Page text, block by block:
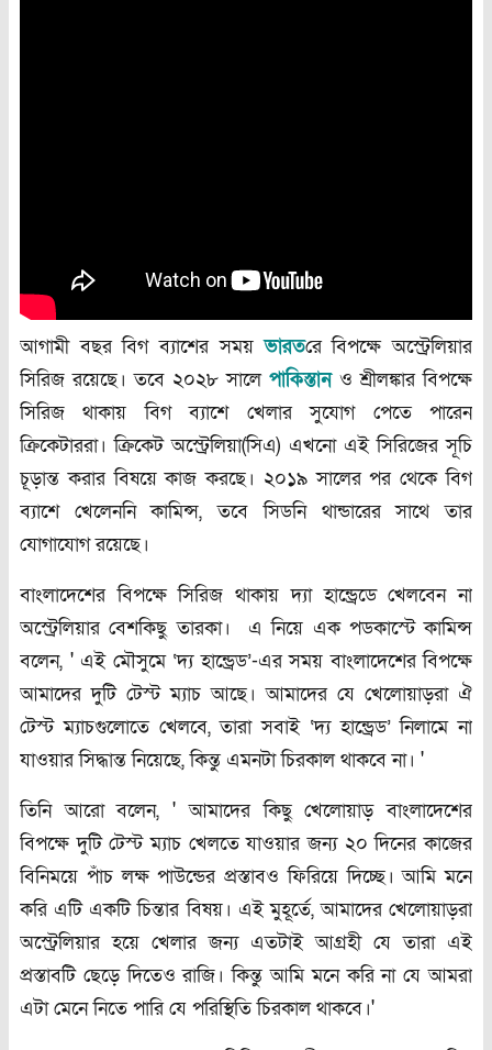
আগামী বছর বিগ ব্যাশের সময়ভারতের বিপক্ষে অস্ট্রেলিয়ার
সিরিজ রয়েছে। তবে ২০২৮ সালে পাকিস্তানও শ্রীলঙ্কার বিপক্ষে
সিরিজ থাকায় বিগ ব্যাশে খেলার সুযোগ পেতে পারেন
ক্রিকেটাররা। ক্রিকেট অস্ট্রেলিয়া(সিএ) এখনো এই সিরিজের সূচি
চূড়ান্ত করার বিষয়ে কাজ করছে। ২০১৯ সালের পর থেকে বিগ
ব্যাশে খেলেননি কামিন্স, তবে সিডনি থান্ডারের সাথে তার
যোগাযোগ রয়েছে।
বাংলাদেশের বিপক্ষে সিরিজ থাকায় দ্যা হান্ড্রেডে খেলবেন না
অস্ট্রেলিয়ার বেশকিছু তারকা। এ নিয়ে এক পডকাস্টে কামিন্স
বলেন, ' এই মৌসুমে ‘দ্য হান্ড্রেড’-এর সময় বাংলাদেশের বিপক্ষে
আমাদের দুটি টেস্ট ম্যাচ আছে। আমাদের যে খেলোয়াড়রা ঐ
টেস্ট ম্যাচগুলোতে খেলবে, তারা সবাই ‘দ্য হান্ড্রেড’ নিলামে না
যাওয়ার সিদ্ধান্ত নিয়েছে, কিন্তু এমনটা চিরকাল থাকবে না। '
তিনি আরো বলেন, ' আমাদের কিছু খেলোয়াড় বাংলাদেশের
বিপক্ষে দুটি টেস্ট ম্যাচ খেলতে যাওয়ার জন্য ২০ দিনের কাজের
বিনিময়ে পাঁচ লক্ষ পাউন্ডের প্রস্তাবও ফিরিয়ে দিচ্ছে। আমি মনে
করি এটি একটি চিন্তার বিষয়। এই মুহূর্তে, আমাদের খেলোয়াড়রা
অস্ট্রেলিয়ার হয়ে খেলার জন্য এতটাই আগ্রহী যে তারা এই
প্রস্তাবটি ছেড়ে দিতেও রাজি। কিন্তু আমি মনে করি না যে আমরা
এটা মেনে নিতে পারি যে পরিস্থিতি চিরকাল থাকবে।'